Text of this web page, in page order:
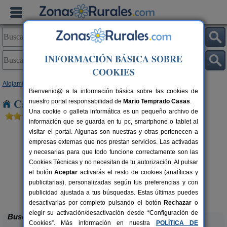
Alojamientos
Casas Rurales cerca de Casas de Moya
6+2 pers.
desde50 €
La Casa del Lago
Anna (Valencia)
Buscar
INFORMACIÓN BÁSICA SOBRE
COOKIES
Bienvenid@ a la información básica sobre las cookies de
nuestro portal responsabilidad de Mario Temprado Casas.
Una cookie o galleta informática es un pequeño archivo de
información que se guarda en tu pc, smartphone o tablet al
visitar el portal. Algunas son nuestras y otras pertenecen a
empresas externas que nos prestan servicios. Las activadas
y necesarias para que todo funcione correctamente son las
Cookies Técnicas y no necesitan de tu autorización. Al pulsar
el botónAceptar activarás el resto de cookies (analíticas y
publicitarias), personalizadas según tus preferencias y con
publicidad ajustada a tus búsquedas. Estas últimas puedes
desactivarlas por completo pulsando el botón Rechazar o
elegir su activación/desactivación desde “Configuración de
Cookies”. Más información en nuestra
POLÍTICA DE